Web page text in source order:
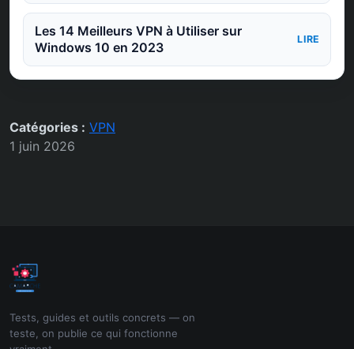
Les 14 Meilleurs VPN à Utiliser sur
Windows 10 en 2023
LIRE
Catégories : VPN
1 juin 2026
Tests, guides et outils concrets — on
teste, on publie ce qui fonctionne